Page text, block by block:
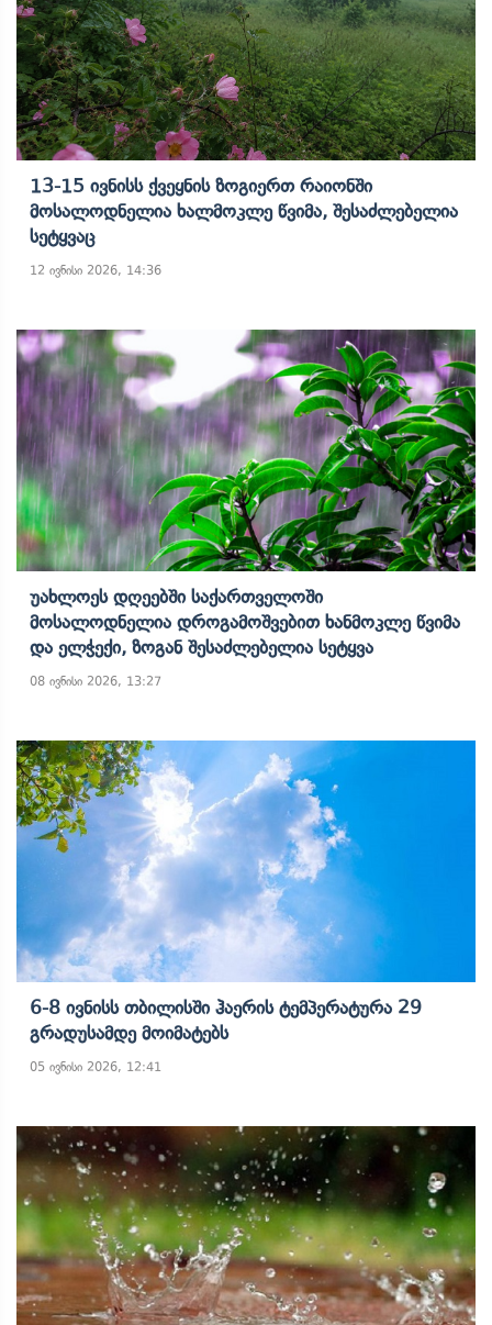
13-15 Ივნისს Ქვეყნის Ზოგიერთ Რაიონში
Მოსალოდნელია Ხალმოკლე Წვიმა, Შესაძლებელია
Სეტყვაც
12 ივნისი 2026, 14:36
Უახლოეს Დღეებში Საქართველოში
Მოსალოდნელია Დროგამოშვებით Ხანმოკლე Წვიმა
Და Ელჭექი, Ზოგან Შესაძლებელია Სეტყვა
08 ივნისი 2026, 13:27
6-8 Ივნისს Თბილისში Ჰაერის Ტემპერატურა 29
Გრადუსამდე Მოიმატებს
05 ივნისი 2026, 12:41